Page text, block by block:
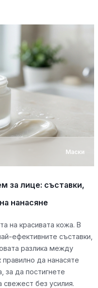
Маски
за лице: съставки,
нанасяне
на красивата кожа. В
ефективните съставки,
разлика между
да нанасяте
за да постигнете
без усилия.